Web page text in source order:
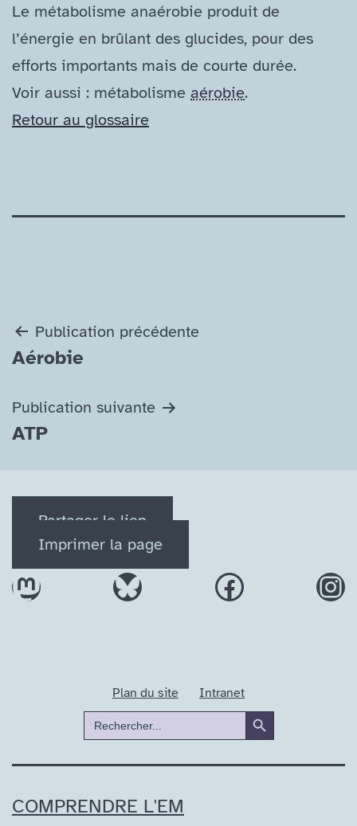
Le métabolisme anaérobie produit de
l’énergie en brûlant des glucides, pour des
efforts importants mais de courte durée.
Voir aussi : métabolisme aérobie.
Retour au glossaire
Navigation
de
l’article
Publication précédente
Aérobie
Publication suivante
ATP
Partager le lien
Imprimer la page
MastodonBluesky Facebook
Plan du site Intranet
Search
for:
Search Button
COMPRENDRE L'EM